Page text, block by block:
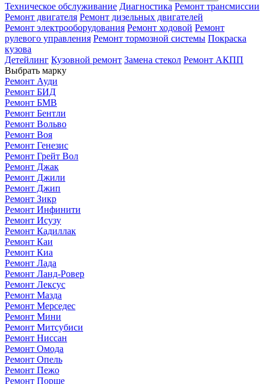
Техническое обслуживание Диагностика Ремонт трансмиссии
Ремонт двигателя Ремонт дизельных двигателей
Ремонт электрооборудования Ремонт ходовой Ремонт
рулевого управления Ремонт тормозной системы Покраска
кузова
Детейлинг Кузовной ремонт Замена стекол Ремонт АКПП
Выбрать марку
Ремонт Ауди
Ремонт БИД
Ремонт БМВ
Ремонт Бентли
Ремонт Вольво
Ремонт Воя
Ремонт Генезис
Ремонт Грейт Вол
Ремонт Джак
Ремонт Джили
Ремонт Джип
Ремонт Зикр
Ремонт Инфинити
Ремонт Исузу
Ремонт Кадиллак
Ремонт Каи
Ремонт Киа
Ремонт Лада
Ремонт Ланд-Ровер
Ремонт Лексус
Ремонт Мазда
Ремонт Мерседес
Ремонт Мини
Ремонт Митсубиси
Ремонт Ниссан
Ремонт Омода
Ремонт Опель
Ремонт Пежо
Ремонт Порше